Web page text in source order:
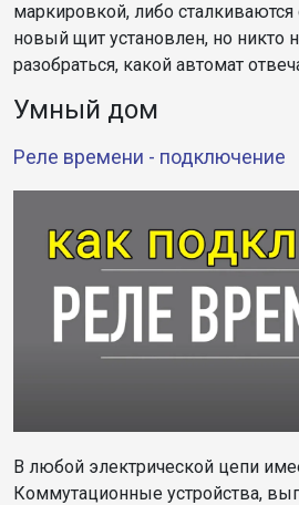
маркировкой, либо
новый щит установлен, но никто
разобраться, какой автомат
Умный дом
Реле времени - подключение
В любой электрической цепи
Коммутационные устройства,